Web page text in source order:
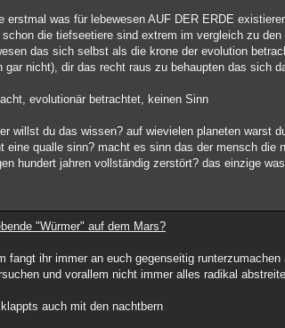
erstmal was für lebewesen AUF DER ERDE
schon die tiefseetiere sind extrem im vergleich zu
das sich selbst als die krone der evolution
gar nicht), dir das recht raus zu behaupten das sich
evolutionär betrachtet, keinen Sinn
willst du das wissen? auf wievielen planeten warst
eine qualle sinn? macht es sinn das der mensch
hundert jahren vollständig zerstört? das einzige
"Würmer" auf dem Mars?
fangt ihr immer an euch gegenseitig
und vorallem nicht immer alles radikal
auch mit den nachtbern